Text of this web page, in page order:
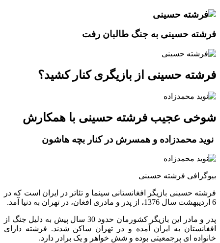
فرشته حسینی به جنگ طالبان رفت
فرشته حسینی از بازیگری کنار کشید؟
شوخی عجیب فرشته حسینی با همکارش
نوید محمدزاده و همسرش در کنار بچه هاشون
بیوگرافی فرشته حسینی
فرشته حسینی بازیگر افغانستانی سینما و تئاتر در ایران است که در
6 اردیبهشت سال 1376، از پدر و مادری افغان، در تهران به دنیا آمد.
پدر و مادر این بازیگر کشورمان حدود 30 سال پیش به دلیل جنگ از
افغانستان به ایران آمده و در تهران ساکن شدند. فرشته دارای
خانواده ای پرجمعیتی بوده و شش خواهر و یک برادر دارد.